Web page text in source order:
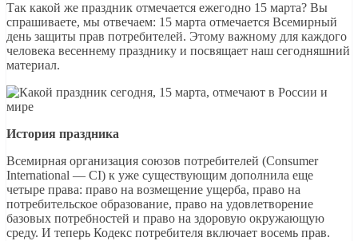
Так какой же праздник отмечается ежегодно 15 марта? Вы
спрашиваете, мы отвечаем: 15 марта отмечается Всемирный
день защиты прав потребителей. Этому важному для каждого
человека весеннему празднику и посвящает наш сегодняшний
материал.
История праздника
Всемирная организация союзов потребителей (Consumer
International — CI) к уже существующим дополнила еще
четыре права: право на возмещение ущерба, право на
потребительское образование, право на удовлетворение
базовых потребностей и право на здоровую окружающую
среду. И теперь Кодекс потребителя включает восемь прав.